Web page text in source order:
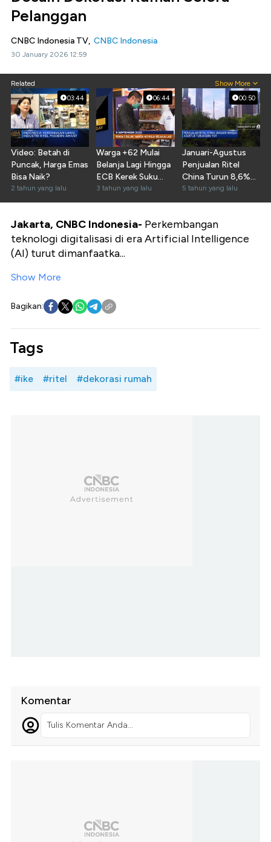
Pelanggan
CNBC Indonesia TV, CNBC Indonesia
30 January 2026 12:59
Related Show More
03:44
Video: Betah di
Puncak, Harga Emas
Bisa Naik?
2 tahun yang lalu
06:44
Warga +62 Mulai
Belanja Lagi Hingga
ECB Kerek Suku
Bunga
3 tahun yang lalu
00:50
Januari-Agustus
Penjualan Ritel
China Turun 8,6%
(yoy)
5 tahun yang lalu
Jakarta, CNBC Indonesia- Perkembangan
teknologi digitalisasi di era Artificial Intelligence
(AI) turut dimanfaatka...
Show More
Bagikan:
Tags
#ike #ritel #dekorasi rumah
Komentar
Tulis Komentar Anda...